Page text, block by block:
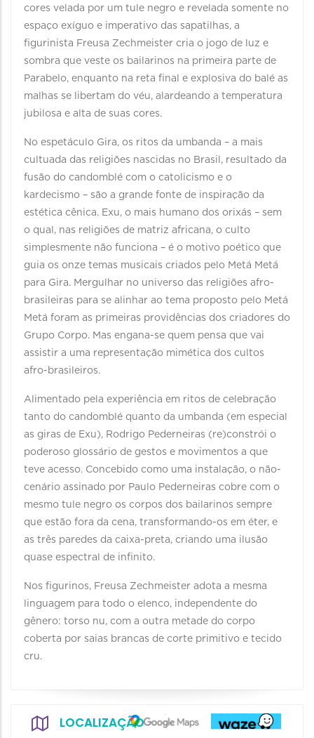
cores velada por um tule negro e revelada somente no
espaço exíguo e imperativo das sapatilhas, a
figurinista Freusa Zechmeister cria o jogo de luz e
sombra que veste os bailarinos na primeira parte de
Parabelo, enquanto na reta final e explosiva do balé as
malhas se libertam do véu, alardeando a temperatura
jubilosa e alta de suas cores.
No espetáculo Gira, os ritos da umbanda – a mais
cultuada das religiões nascidas no Brasil, resultado da
fusão do candomblé com o catolicismo e o
kardecismo – são a grande fonte de inspiração da
estética cênica. Exu, o mais humano dos orixás – sem
o qual, nas religiões de matriz africana, o culto
simplesmente não funciona – é o motivo poético que
guia os onze temas musicais criados pelo Metá Metá
para Gira. Mergulhar no universo das religiões afro-
brasileiras para se alinhar ao tema proposto pelo Metá
Metá foram as primeiras providências dos criadores do
Grupo Corpo. Mas engana-se quem pensa que vai
assistir a uma representação mimética dos cultos
afro-brasileiros.
Alimentado pela experiência em ritos de celebração
tanto do candomblé quanto da umbanda (em especial
as giras de Exu), Rodrigo Pederneiras (re)constrói o
poderoso glossário de gestos e movimentos a que
teve acesso. Concebido como uma instalação, o não-
cenário assinado por Paulo Pederneiras cobre com o
mesmo tule negro os corpos dos bailarinos sempre
que estão fora da cena, transformando-os em éter, e
as três paredes da caixa-preta, criando uma ilusão
quase espectral de infinito.
Nos figurinos, Freusa Zechmeister adota a mesma
linguagem para todo o elenco, independente do
gênero: torso nu, com a outra metade do corpo
coberta por saias brancas de corte primitivo e tecido
cru.
LOCALIZAÇÃO